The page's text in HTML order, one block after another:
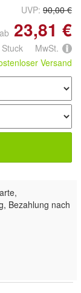
UVP: 90,00 €
ab 23,81 €
Stuck MwSt.
Versand
Bezahlung nach